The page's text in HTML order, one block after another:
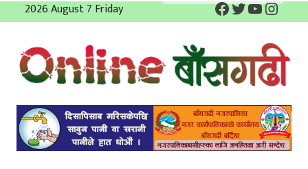
to
2026 August 7 Friday Facebook
Twitter
YouTube